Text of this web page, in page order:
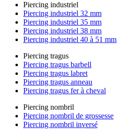
Piercing industriel
Piercing industriel 32 mm
Piercing industriel 35 mm
Piercing industriel 38 mm
Piercing industriel 40 à 51 mm
Piercing tragus
Piercing tragus barbell
Piercing tragus labret
Piercing tragus anneau
Piercing tragus fer à cheval
Piercing nombril
Piercing nombril de grossesse
Piercing nombril inversé